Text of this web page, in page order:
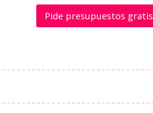
Pide presupuestos gratis